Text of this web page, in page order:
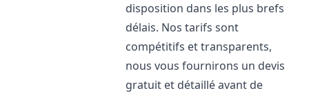
disposition dans les plus brefs
délais. Nos tarifs sont
compétitifs et transparents,
nous vous fournirons un devis
gratuit et détaillé avant de